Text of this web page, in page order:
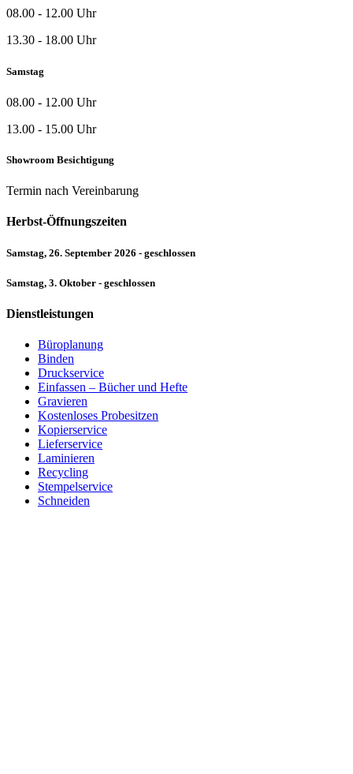
08.00 - 12.00 Uhr
13.30 - 18.00 Uhr
Samstag
08.00 - 12.00 Uhr
13.00 - 15.00 Uhr
Showroom Besichtigung
Termin nach Vereinbarung
Herbst-Öffnungszeiten
Samstag, 26. September 2026 - geschlossen
Samstag, 3. Oktober - geschlossen
Dienstleistungen
Büroplanung
Binden
Druckservice
Einfassen – Bücher und Hefte
Gravieren
Kostenloses Probesitzen
Kopierservice
Lieferservice
Laminieren
Recycling
Stempelservice
Schneiden